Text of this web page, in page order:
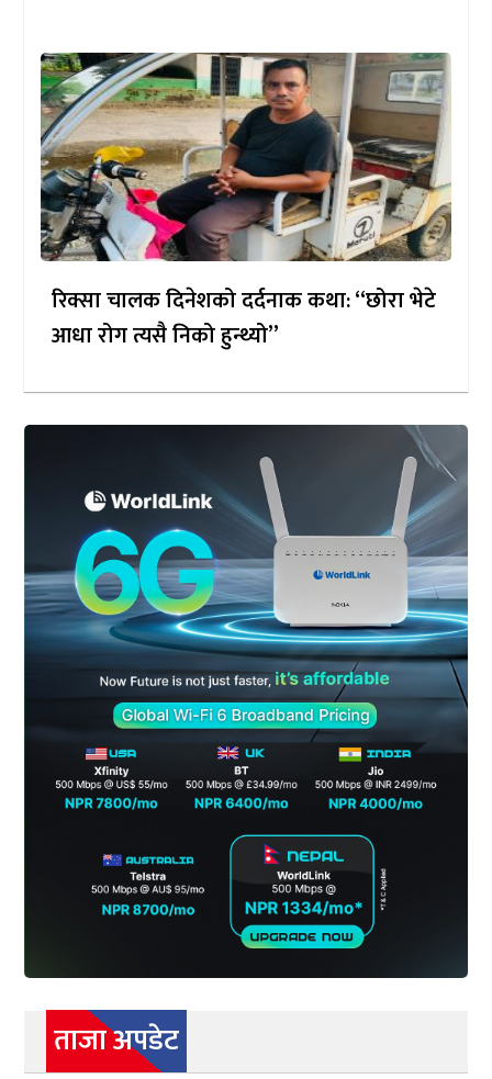
रिक्सा चालक दिनेशको दर्दनाक कथा: “छोरा भेटे
आधा रोग त्यसै निको हुन्थ्यो”
ताजा अपडेट